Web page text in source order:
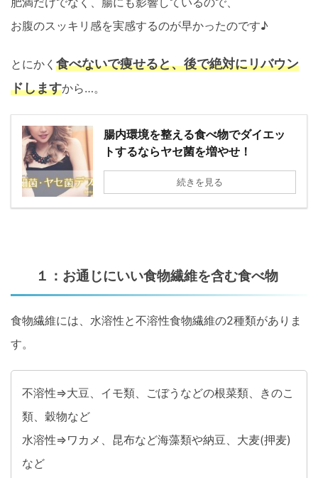
お腹のスッキリ感を実感するのが早かったのです♪
とにかく 食べないで痩せると、後で絶対にリバウン
ドしますから…。
腸内環境を整える食べ物でダイエッ
トするならヤセ菌を増やせ！
続きを見る
１：お通じにいい食物繊維を含む食べ物
食物繊維には、水溶性と不溶性食物繊維の2種類がありま
す。
不溶性⇒大豆、イモ類、ごぼうなどの根菜類、きのこ
類、穀物など
水溶性⇒ワカメ、昆布など海藻類や納豆、大麦(押麦)
など